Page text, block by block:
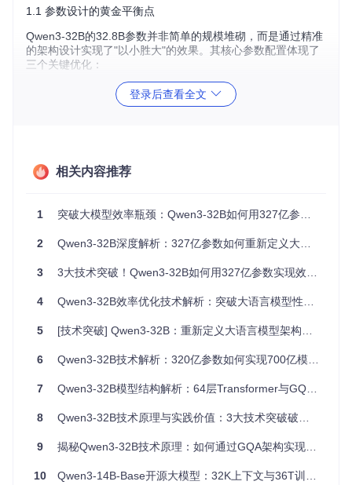
1.1 参数设计的黄金平衡点
Qwen3-32B的32.8B参数并非简单的规模堆砌，而是通过精准
的架构设计实现了"以小胜大"的效果。其核心参数配置体现了
三个关键优化：
非嵌入层参数占比95.1%：31.2B核心计算参数集中在Trans
former层，避免 embedding 层占用过多资源
性能的平衡
分配效率——将95%计算资源集中在真正影响性能的Transfor
Qwen系列的架构演进展现了大模型效率优化的清晰路径：
版本
布
间
核心技术
文长
关键
Qwe
23
Q1
标准Transformer，MH
8192
s
基础
架构
验证
Qwe
2B
23
Q4
改进RoPE编码，动态N
3276
ns
上下
展
登录后查看全文
相关内容推荐
1 突破大模型效率瓶颈：Qwen3-32B如何用327亿参数实现70B级性能
2 Qwen3-32B深度解析：327亿参数如何重新定义大模型效率边界
3 3大技术突破！Qwen3-32B如何用327亿参数实现效率与性能的双重革命
4 Qwen3-32B效率优化技术解析：突破大语言模型性能瓶颈的三大创新
5 [技术突破] Qwen3-32B：重新定义大语言模型架构的效率与性能平衡
6 Qwen3-32B技术解析：320亿参数如何实现700亿模型性能
7 Qwen3-32B模型结构解析：64层Transformer与GQA注意力机制详解
8 Qwen3-32B技术原理与实践价值：3大技术突破破解大模型效率难题
9 揭秘Qwen3-32B技术原理：如何通过GQA架构实现高效推理与长文本处理
10 Qwen3-14B-Base开源大模型：32K上下文与36T训练数据的企业级AI部署方案